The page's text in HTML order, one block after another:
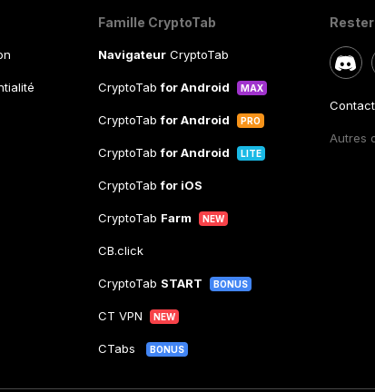
Famille CryptoTab
NavigateurCryptoTab
CryptoTabfor Android MAX
CryptoTabfor Android PRO
CryptoTabfor Android LITE
CryptoTabfor iOS
CryptoTab Farm NEW
CB.click
CryptoTab START BONUS
CT VPN NEW
CTabs BONUS
Autres